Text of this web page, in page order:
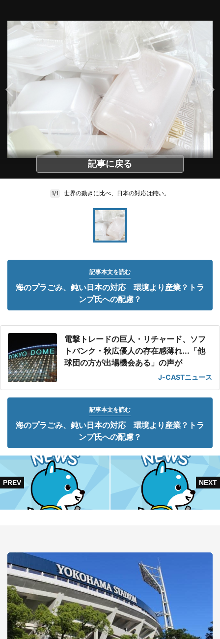
記事に戻る
1/1 世界の動きに比べ、日本の対応は鈍い。
記事本文を読む
海のプラごみ、鈍い日本の対応 環境より産業？トラ
ンプ氏への配慮？
電撃トレードの巨人・リチャード、ソフ
トバンク・秋広優人の存在感薄れ...「他
球団の方が出場機会ある」の声が
J-CASTニュース
記事本文を読む
海のプラごみ、鈍い日本の対応 環境より産業？トラ
ンプ氏への配慮？